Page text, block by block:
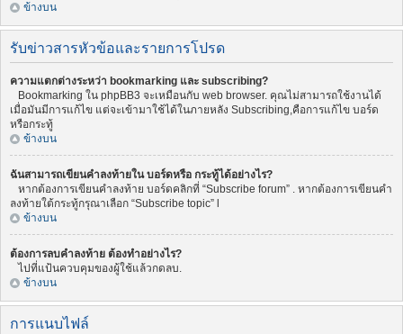
ข้างบน
รับข่าวสารหัวข้อและรายการโปรด
ความแตกต่างระหว่า bookmarking และ subscribing?
Bookmarking ใน phpBB3 จะเหมือนกับ web browser. คุณไม่สามารถใช้งานได้
เมื่อมันมีการแก้ไข แต่จะเข้ามาใช้ได้ในภายหลัง Subscribing,คือการแก้ไข บอร์ด
หรือกระทู้
ข้างบน
ฉันสามารถเขียนคำลงท้ายใน บอร์ดหรือ กระทู้ได้อย่างไร?
หากต้องการเขียนคำลงท้าย บอร์ดคลิกที่ “Subscribe forum” . หากต้องการเขียนคำ
ลงท้ายใต้กระทู้กรุณาเลือก “Subscribe topic” l
ข้างบน
ต้องการลบคำลงท้าย ต้องทำอย่างไร?
ไปที่แป้นควบคุมของผู้ใช้แล้วกดลบ.
ข้างบน
การแนบไฟล์